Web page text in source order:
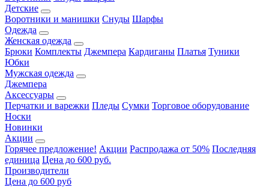
Детские
Воротники и манишки Снуды Шарфы
Одежда
Женская одежда
Брюки Комплекты Джемпера Кардиганы Платья Туники
Юбки
Мужская одежда
Джемпера
Аксессуары
Перчатки и варежки Пледы Сумки Торговое оборудование
Носки
Новинки
Акции
Горячее предложение! Акции Распродажа от 50% Последняя
единица Цена до 600 руб.
Производители
Цена до 600 руб